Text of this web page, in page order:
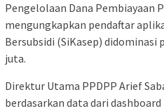
Pengelolaan Dana Pembiayaan
mengungkapkan pendaftar
Bersubsidi (SiKasep) didominasi
juta.
Direktur Utama PPDPP Arief
berdasarkan data dari